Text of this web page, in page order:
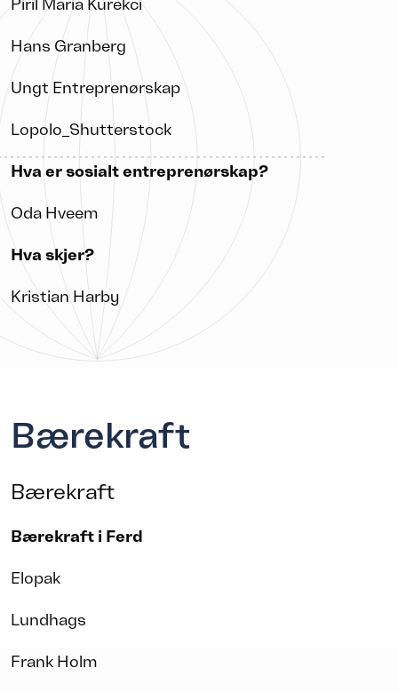
Piril Maria Kurekci
Hans Granberg
Ungt Entreprenørskap
Lopolo_Shutterstock
Hva er sosialt entreprenørskap?
Oda Hveem
Hva skjer?
Kristian Harby
Bærekraft
Bærekraft
Bærekraft i Ferd
Elopak
Lundhags
Frank Holm